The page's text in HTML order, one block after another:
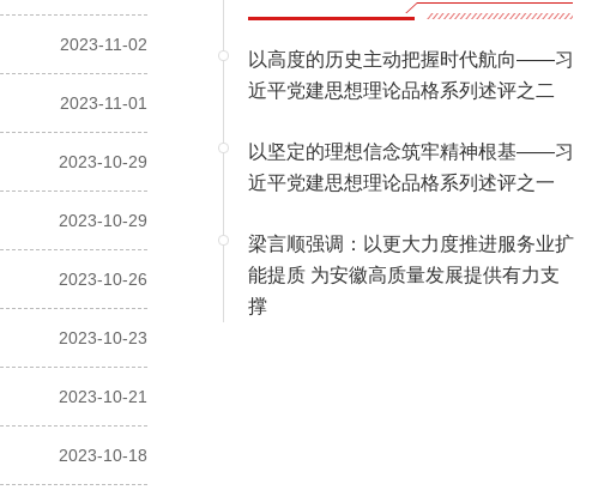
2023-11-02
2023-11-01
2023-10-29
2023-10-29
2023-10-26
2023-10-23
2023-10-21
2023-10-18
以高度的历史主动把握时代航向——习
近平党建思想理论品格系列述评之二
以坚定的理想信念筑牢精神根基——习
近平党建思想理论品格系列述评之一
梁言顺强调：以更大力度推进服务业扩
能提质 为安徽高质量发展提供有力支
撑